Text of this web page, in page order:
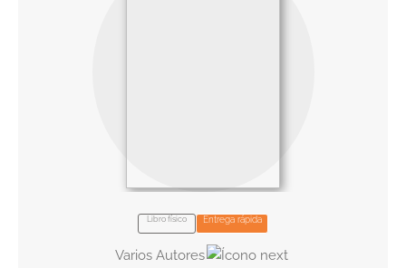
Libro físico Entrega rápida
Varios Autores